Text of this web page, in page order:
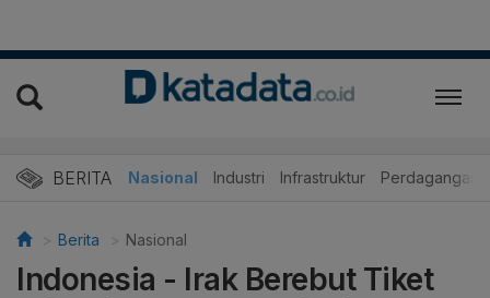
BERITA Nasional Industri Infrastruktur Perdagangan
Berita Nasional
Indonesia - Irak Berebut Tiket